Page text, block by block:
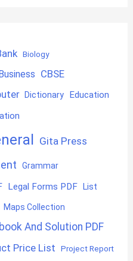
Biology
CBSE
Dictionary Education
Gita Press
Grammar
Legal Forms PDF List
Maps Collection
And Solution PDF
Price List Project Report